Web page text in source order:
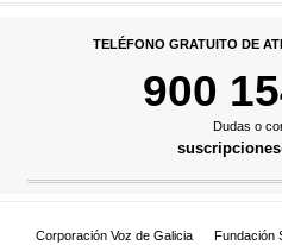
TELÉFONO GRATUITO DE
900
Dudas o
Corporación Voz de Galicia Fundación